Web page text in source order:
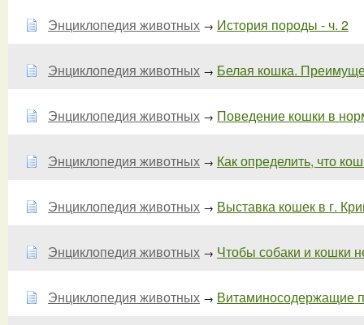
Энциклопедия животных → История породы - ч. 2
Энциклопедия животных → Белая кошка.
Энциклопедия животных → Поведение кошки в
Энциклопедия животных → Как определить, что
Энциклопедия животных → Выставка кошек в г.
Энциклопедия животных → Чтобы собаки и кошки
Энциклопедия животных → Витаминосодержащие